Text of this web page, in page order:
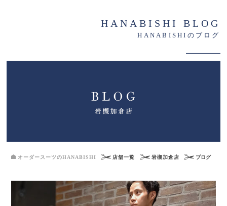
HANABISHI BLOG
HANABISHIのブログ
オーダースーツのHANABISHI 店舗一覧 岩槻加倉店 ブログ